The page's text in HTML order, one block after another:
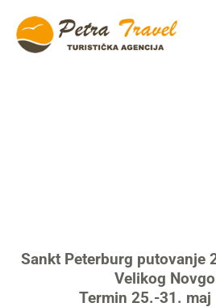
Sankt Peterburg putovanje
Velikog
Termin 25.-31.